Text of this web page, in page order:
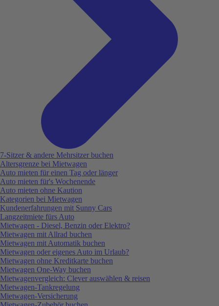
7-Sitzer & andere Mehrsitzer buchen
Altersgrenze bei Mietwagen
Auto mieten für einen Tag oder länger
Auto mieten für's Wochenende
Auto mieten ohne Kaution
Kategorien bei Mietwagen
Kundenerfahrungen mit Sunny Cars
Langzeitmiete fürs Auto
Mietwagen - Diesel, Benzin oder Elektro?
Mietwagen mit Allrad buchen
Mietwagen mit Automatik buchen
Mietwagen oder eigenes Auto im Urlaub?
Mietwagen ohne Kreditkarte buchen
Mietwagen One-Way buchen
Mietwagenvergleich: Clever auswählen & reisen
Mietwagen-Tankregelung
Mietwagen-Versicherung